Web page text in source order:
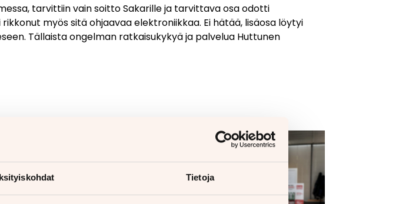
Tietoja
tarvittiin vain soitto Sakarille ja tarvittava osa odotti
myös sitä ohjaavaa elektroniikkaa. Ei hätää, lisäosa löytyi
Tällaista ongelman ratkaisukykyä ja palvelua Huttunen